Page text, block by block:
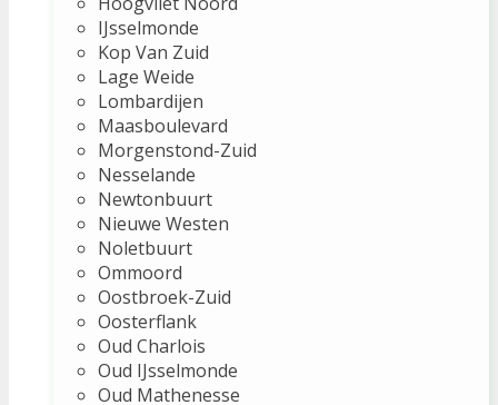
IJsselmonde
Kop Van Zuid
Lage Weide
Lombardijen
Maasboulevard
Morgenstond-Zuid
Nesselande
Newtonbuurt
Nieuwe Westen
Noletbuurt
Ommoord
Oostbroek-Zuid
Oosterflank
Oud Charlois
Oud IJsselmonde
Oud Mathenesse